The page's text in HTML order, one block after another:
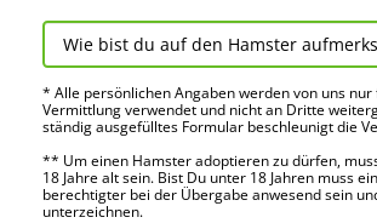
* Alle persön­lichen Angaben werden von uns
Vermitt­lung verwendet und nicht an Dritte
ständig ausge­fülltes Formular beschleu­nigt die
** Um einen Hamster adoptieren zu dürfen,
18 Jahre alt sein. Bist Du unter 18 Jahren muss
berechtigter bei der Über­gabe anwes­end sein
unter­zeichnen.